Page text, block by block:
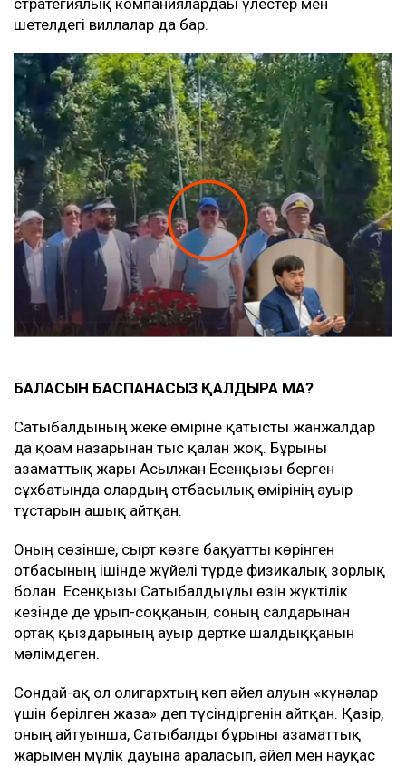
шетелдегі виллалар да бар.
БАЛАСЫН БАСПАНАСЫЗ ҚАЛДЫРА МА?
Сатыбалдының жеке өміріне қатысты жанжалдар
да қоғам назарынан тыс қалған жоқ. Бұрынғы
азаматтық жары Асылжан Есенқызы берген
сұхбатында олардың отбасылық өмірінің ауыр
тұстарын ашық айтқан.
Оның сөзінше, сырт көзге бақуатты көрінген
отбасының ішінде жүйелі түрде физикалық зорлық
болған. Есенқызы Сатыбалдыұлы өзін жүктілік
кезінде де ұрып-соққанын, соның салдарынан
ортақ қыздарының ауыр дертке шалдыққанын
мәлімдеген.
Сондай-ақ ол олигархтың көп әйел алуын «күнәлар
үшін берілген жаза» деп түсіндіргенін айтқан. Қазір,
оның айтуынша, Сатыбалды бұрынғы азаматтық
жарымен мүлік дауына араласып, әйел мен науқас